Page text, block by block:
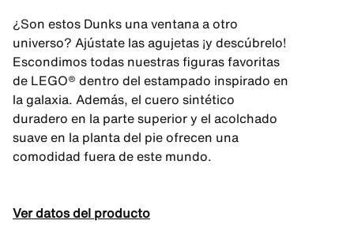
¿Son estos Dunks una ventana a otro
universo? Ajústate las agujetas ¡y descúbrelo!
Escondimos todas nuestras figuras favoritas
de LEGO® dentro del estampado inspirado en
la galaxia. Además, el cuero sintético
duradero en la parte superior y el acolchado
suave en la planta del pie ofrecen una
comodidad fuera de este mundo.
Ver datos del producto